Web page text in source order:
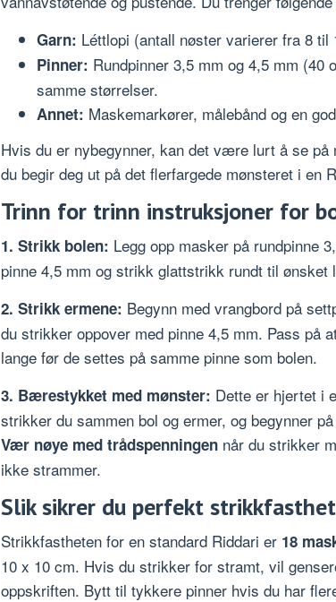
Garn: Léttlopi (antall nøster varierer fra 8
Pinner: Rundpinner 3,5 mm og 4,5 mm (40
samme størrelser.
Annet: Maskemarkører, målebånd og en
Hvis du er nybegynner, kan det være lurt å se på
du begir deg ut på det flerfargede mønsteret i en
Trinn for trinn instruksjoner for
1. Strikk bolen: Legg opp masker på rundpinne
pinne 4,5 mm og strikk glattstrikk rundt til ønsket
2. Strikk ermene: Begynn med vrangbord på
du strikker oppover med pinne 4,5 mm. Pass på
lange før de settes på samme pinne som bolen.
3. Bærestykket med mønster: Dette er hjertet i
strikker du sammen bol og ermer, og begynner
Vær nøye med trådspenningen når du strikker
ikke strammer.
Slik sikrer du perfekt strikkfasthet
Strikkfastheten for en standard Riddari er 18
10 x 10 cm. Hvis du strikker for stramt, vil
oppskriften. Bytt til tykkere pinner hvis du har